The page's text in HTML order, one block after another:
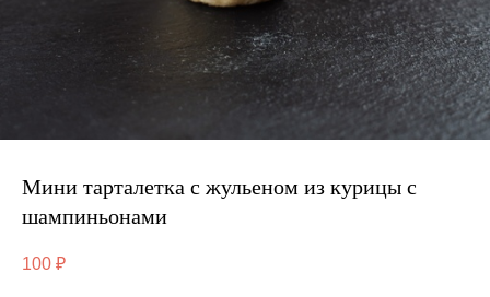
Мини тарталетка с жульеном из курицы с
шампиньонами
100 ₽